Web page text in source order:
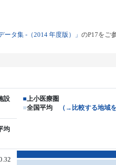
ータ集 -（2014 年度版）」のP17をご
設 ■上小医療圏
■全国平均 （→比較する地域
均